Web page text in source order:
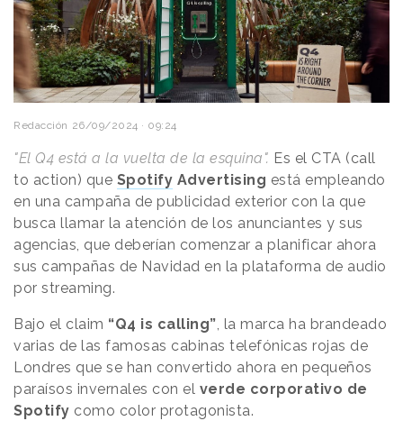
Redacción 26/09/2024 · 09:24
"El Q4 está a la vuelta de la esquina". Es el CTA (call
to action) que Spotify Advertising está empleando
en una campaña de publicidad exterior con la que
busca llamar la atención de los anunciantes y sus
agencias, que deberían comenzar a planificar ahora
sus campañas de Navidad en la plataforma de audio
por streaming.
Bajo el claim “Q4 is calling”, la marca ha brandeado
varias de las famosas cabinas telefónicas rojas de
Londres que se han convertido ahora en pequeños
paraísos invernales con el verde corporativo de
Spotify como color protagonista.